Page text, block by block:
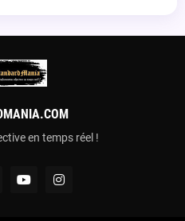
en temps réel !